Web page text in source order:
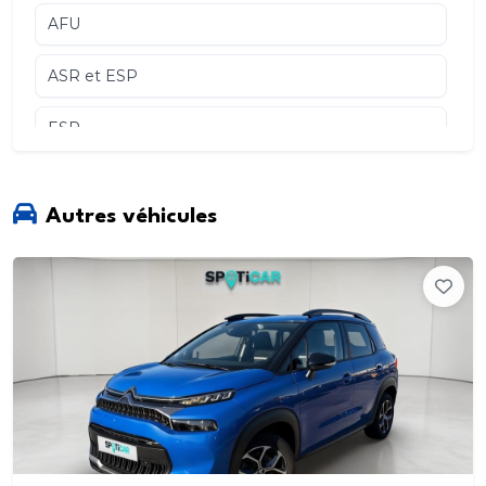
AFU
ASR et ESP
ESP
Accoudoirs centraux AV
Affichage tête haute couleur
Aide au démarrage en pente
Aide au stationnement AR
Autres véhicules